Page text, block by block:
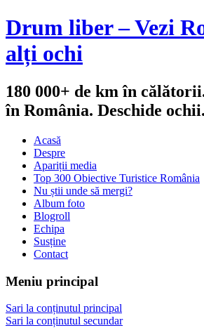
Drum liber – Vezi
alți ochi
180 000+ de km în
în România. Deschide ochii.
Acasă
Despre
Apariții media
Top 300 Obiective Turistice România
Nu știi unde să mergi?
Album foto
Blogroll
Echipa
Susține
Contact
Meniu principal
Sari la conținutul principal
Sari la conținutul secundar